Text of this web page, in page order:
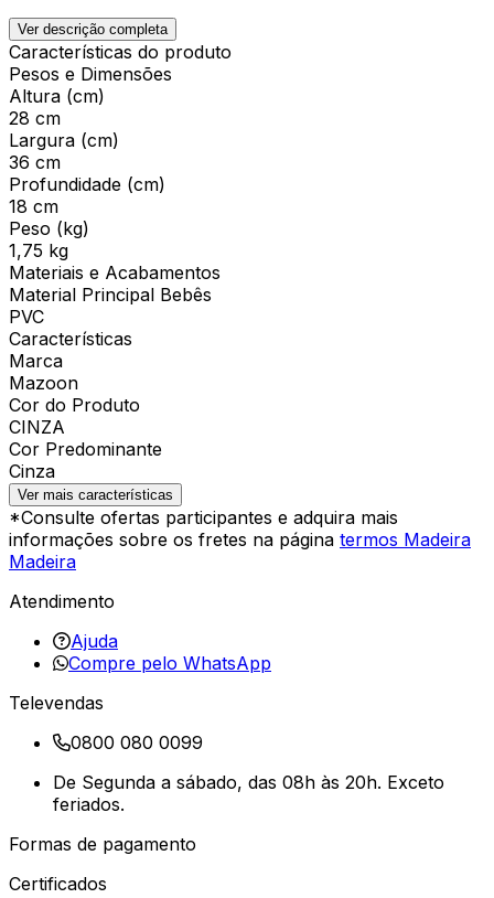
Ver descrição completa
Características do produto
Pesos e Dimensões
Altura (cm)
28 cm
Largura (cm)
36 cm
Profundidade (cm)
18 cm
Peso (kg)
1,75 kg
Materiais e Acabamentos
Material Principal Bebês
PVC
Características
Marca
Mazoon
Cor do Produto
CINZA
Cor Predominante
Cinza
Ver mais características
*Consulte ofertas participantes e adquira mais
informações sobre os fretes na página termos Madeira
Madeira
Atendimento
Ajuda
Compre pelo WhatsApp
Televendas
0800 080 0099
De Segunda a sábado, das 08h às 20h. Exceto
feriados.
Formas de pagamento
Certificados